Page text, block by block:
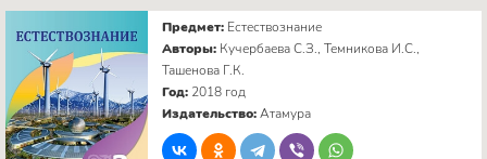
Предмет: Естествознание
Авторы: Кучербаева C.З., Темникова И.С.,
Ташенова Г.К.
Год: 2018 год
Издательство:Атамура